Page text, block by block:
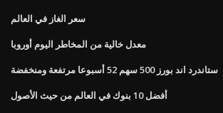
سعر الغاز في العالم
معدل خالية من المخاطر اليوم أوروبا
ستاندرد اند بورز 500 سهم 52 أسبوعا مرتفعة ومنخفضة
أفضل 10 بنوك في العالم من حيث الأصول